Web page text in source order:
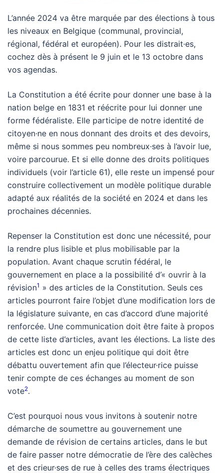
L’année 2024 va être marquée par des élections à tous
les niveaux en Belgique (communal, provincial,
régional, fédéral et européen). Pour les distrait·es,
cochez dès à présent le 9 juin et le 13 octobre dans
vos agendas.
La Constitution a été écrite pour donner une base à la
nation belge en 1831 et réécrite pour lui donner une
forme fédéraliste. Elle participe de notre identité de
citoyen·ne en nous donnant des droits et des devoirs,
même si nous sommes peu nombreux·ses à l’avoir lue,
voire parcourue. Et si elle donne des droits politiques
individuels (voir l’article 61), elle reste un impensé pour
construire collectivement un modèle politique durable
adapté aux réalités de la société en 2024 et dans les
prochaines décennies.
Repenser la Constitution est donc une nécessité, pour
la rendre plus lisible et plus mobilisable par la
population. Avant chaque scrutin fédéral, le
gouvernement en place a la possibilité d’« ouvrir à la
révision1 » des articles de la Constitution. Seuls ces
articles pourront faire l’objet d’une modification lors de
la législature suivante, en cas d’accord d’une majorité
renforcée. Une communication doit être faite à propos
de cette liste d’articles, avant les élections. La liste des
articles est donc un enjeu politique qui doit être
débattu ouvertement afin que l’électeur·rice puisse
tenir compte de ces échanges au moment de son
vote2.
C’est pourquoi nous vous invitons à soutenir notre
démarche de soumettre au gouvernement une
demande de révision de certains articles, dans le but
de faire passer notre démocratie de l’ère des calèches
et des crieur·ses de rue à celles des trams électriques